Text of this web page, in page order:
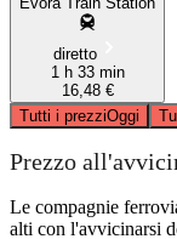
diretto
1 h 33 min
16,48 €
Tutti i prezziOggi
Prezzo
Le compagnie
alti con l'avvicinarsi